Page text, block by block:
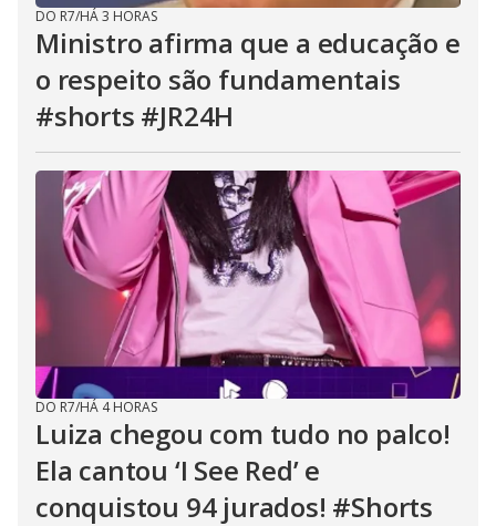
DO R7/HÁ 3 HORAS
Ministro afirma que a educação e
o respeito são fundamentais
#shorts #JR24H
DO R7/HÁ 4 HORAS
Luiza chegou com tudo no palco!
Ela cantou ‘I See Red’ e
conquistou 94 jurados! #Shorts